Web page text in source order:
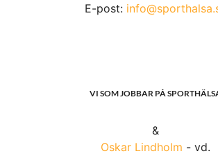
E-post:
VI SOM JOBBAR PÅ
&
Oskar Lindholm - vd.